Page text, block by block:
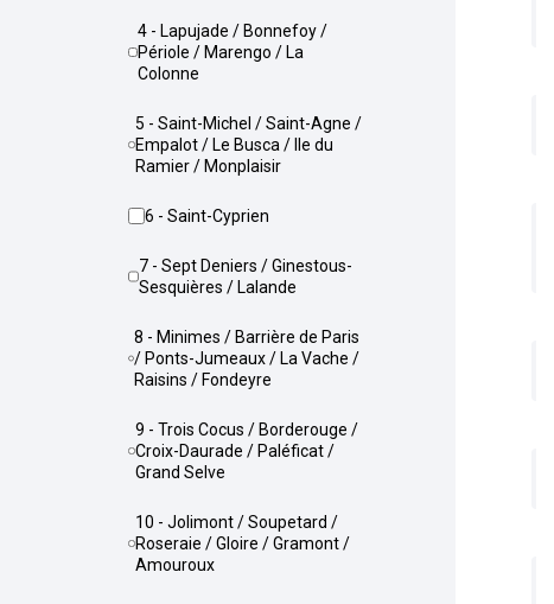
4 - Lapujade / Bonnefoy /
Périole / Marengo / La
Colonne
5 - Saint-Michel / Saint-Agne /
Empalot / Le Busca / Ile du
Ramier / Monplaisir
6 - Saint-Cyprien
7 - Sept Deniers / Ginestous-
Sesquières / Lalande
8 - Minimes / Barrière de Paris
/ Ponts-Jumeaux / La Vache /
Raisins / Fondeyre
9 - Trois Cocus / Borderouge /
Croix-Daurade / Paléficat /
Grand Selve
10 - Jolimont / Soupetard /
Roseraie / Gloire / Gramont /
Amouroux